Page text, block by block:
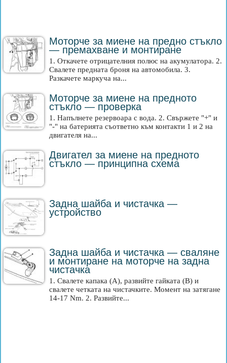
Моторче за миене на предно стъкло
— премахване и монтиране
1. Откачете отрицателния полюс на акумулатора. 2.
Свалете предната броня на автомобила. 3.
Разкачете маркуча на...
Моторче за миене на предното
стъкло — проверка
1. Напълнете резервоара с вода. 2. Свържете "+" и
"-" на батерията съответно към контакти 1 и 2 на
двигателя на...
Двигател за миене на предното
стъкло — принципна схема
Задна шайба и чистачка —
устройство
Задна шайба и чистачка — сваляне
и монтиране на моторче на задна
чистачка
1. Свалете капака (A), развийте гайката (B) и
свалете четката на чистачките. Момент на затягане
14-17 Nm. 2. Развийте...